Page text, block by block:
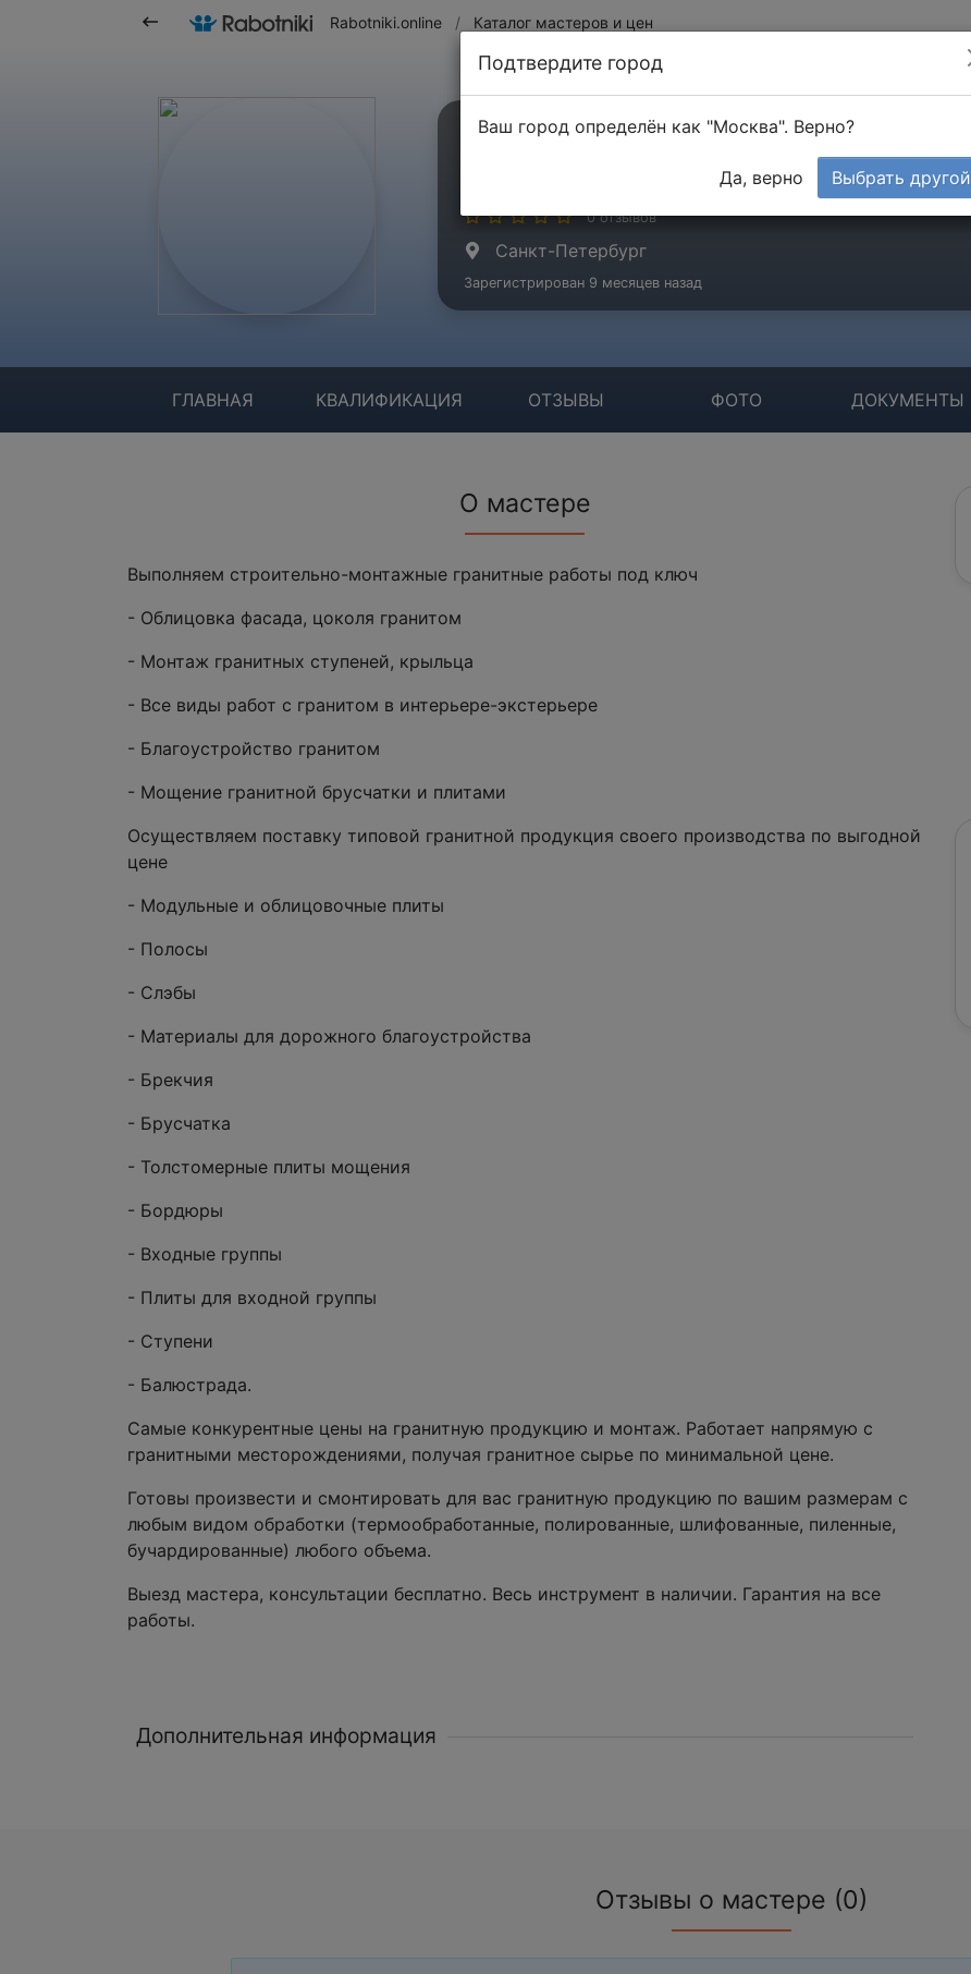
Rabotniki.online / Каталог мастеров и цен
Стоун
0 отзывов
Санкт-Петербург
Зарегистрирован 9 месяцев назад
ГЛАВНАЯ КВАЛИФИКАЦИЯ ОТЗЫВЫ ФОТО ДОКУМЕНТЫ
О мастере
Выполняем строительно-монтажные гранитные работы под ключ
- Облицовка фасада, цоколя гранитом
- Монтаж гранитных ступеней, крыльца
- Все виды работ с гранитом в интерьере-экстерьере
- Благоустройство гранитом
- Мощение гранитной брусчатки и плитами
Осуществляем поставку типовой гранитной продукция своего производства по выгодной
цене
- Модульные и облицовочные плиты
- Полосы
- Слэбы
- Материалы для дорожного благоустройства
- Брекчия
- Брусчатка
- Толстомерные плиты мощения
- Бордюры
- Входные группы
- Плиты для входной группы
- Ступени
- Балюстрада.
Самые конкурентные цены на гранитную продукцию и монтаж. Работает напрямую с
гранитными месторождениями, получая гранитное сырье по минимальной цене.
Готовы произвести и смонтировать для вас гранитную продукцию по вашим размерам с
любым видом обработки (термообработанные, полированные, шлифованные, пиленные,
бучардированные) любого объема.
Выезд мастера, консультации бесплатно. Весь инструмент в наличии. Гарантия на все
работы.
Дополнительная информация
Отзывы о мастере (0)
Подтвердите город
Ваш город определён как "Москва". Верно?
Да, верно Выбрать другой